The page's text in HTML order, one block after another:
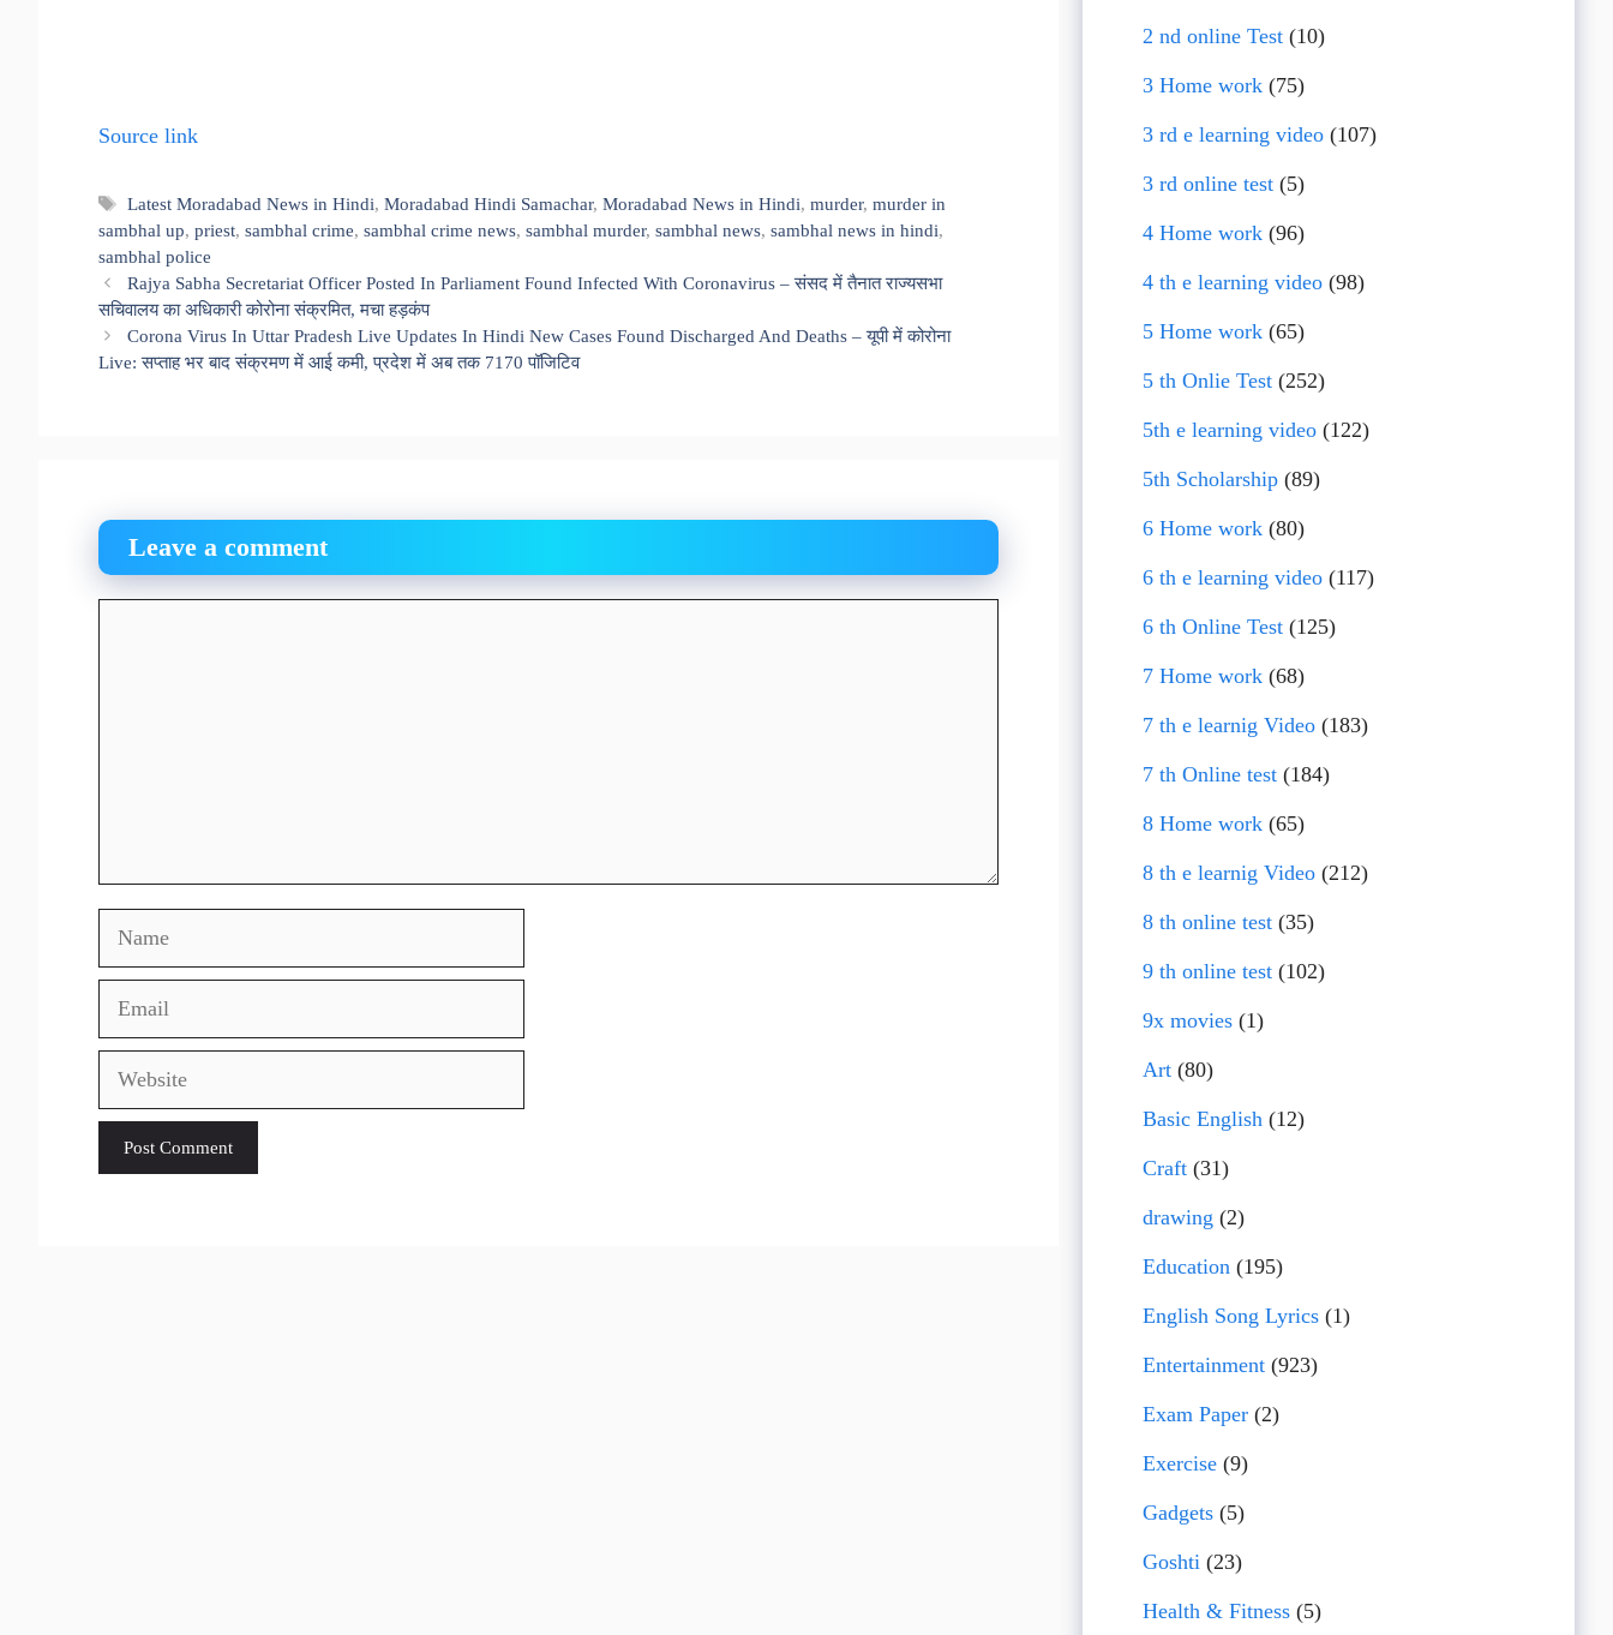
Source link
Tags
Latest Moradabad News in Hindi,Moradabad Hindi Samachar,Moradabad News in Hindi,murder,murder in
sambhal up, priest, sambhal crime, sambhal crime news, sambhal murder, sambhal news, sambhal news in hindi,
sambhal police
Rajya Sabha Secretariat Officer Posted In Parliament Found Infected With Coronavirus – संसद में तैनात राज्यसभा
सचिवालय का अधिकारी कोरोना संक्रमित, मचा हड़कंप
Corona Virus In Uttar Pradesh Live Updates In Hindi New Cases Found Discharged And Deaths – यूपी में कोरोना
Live: सप्ताह भर बाद संक्रमण में आई कमी, प्रदेश में अब तक 7170 पॉजिटिव
Leave a comment
Name
Email
Website
2 nd online Test (10)
3 Home work (75)
3 rd e learning video (107)
3 rd online test (5)
4 Home work (96)
4 th e learning video (98)
5 Home work (65)
5 th Onlie Test (252)
5th e learning video (122)
5th Scholarship (89)
6 Home work (80)
6 th e learning video (117)
6 th Online Test (125)
7 Home work (68)
7 th e learnig Video (183)
7 th Online test (184)
8 Home work (65)
8 th e learnig Video (212)
8 th online test (35)
9 th online test (102)
9x movies (1)
Art (80)
Basic English (12)
Craft (31)
drawing (2)
Education (195)
English Song Lyrics (1)
Entertainment (923)
Exam Paper (2)
Exercise (9)
Gadgets (5)
Goshti (23)
Health & Fitness (5)